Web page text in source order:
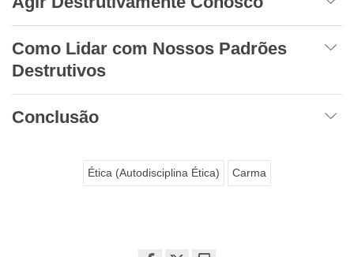
Como Lidar com Nossos Padrões
Destrutivos
Conclusão
Ética (Autodisciplina Ética) Carma